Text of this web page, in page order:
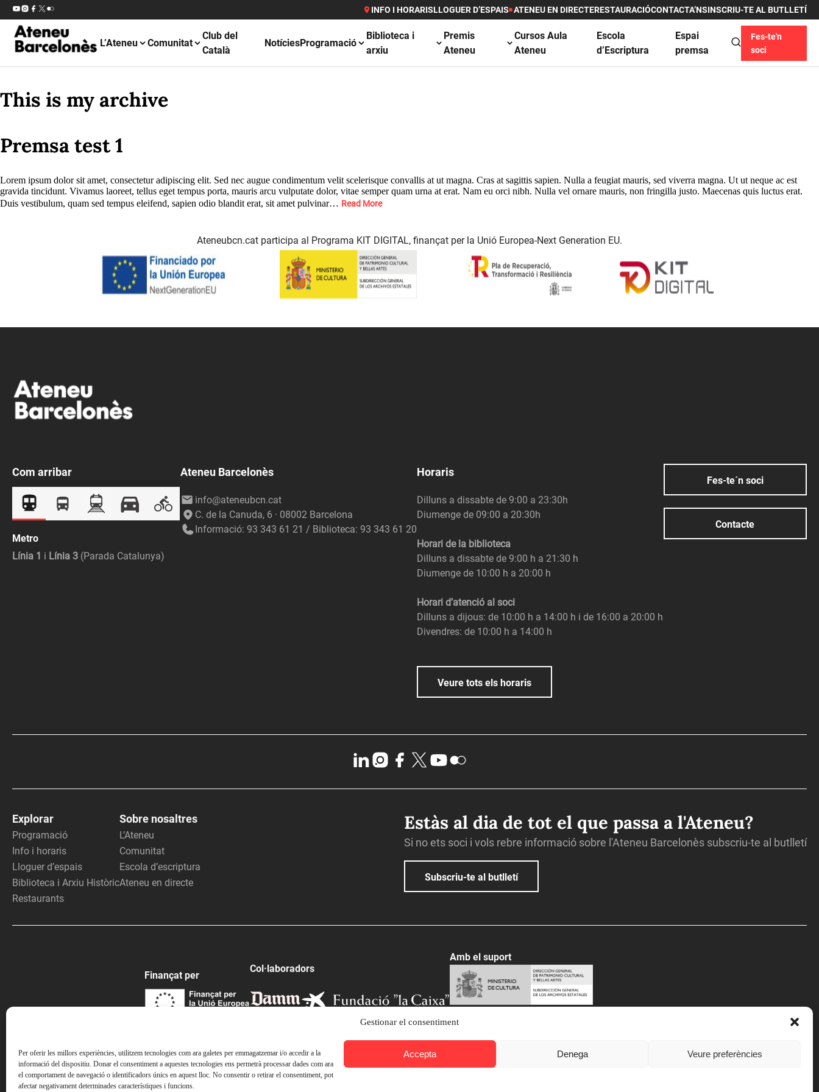
Gestionar el consentiment
Per oferir les millors experiències, utilitzem tecnologies com ara galetes per emmagatzemar i/o accedir a la
informació del dispositiu. Donar el consentiment a aquestes tecnologies ens permetrà processar dades com ara
el comportament de navegació o identificadors únics en aquest lloc. No consentir o retirar el consentiment, pot
afectar negativament determinades característiques i funcions.
Accepta Denega Veure preferències
INFO I HORARISLLOGUER D’ESPAIS ATENEU EN DIRECTERESTAURACIÓCONTACTA’NSINSCRIU-TE AL BUTLLETÍ
L’Ateneu Comunitat
Club del
Català
NotíciesProgramació
Biblioteca i
arxiu
Premis
Ateneu
Cursos Aula
Ateneu
Escola
d’Escriptura
Espai
premsa
Fes-te'n
soci
This is my archive
Premsa test 1
Lorem ipsum dolor sit amet, consectetur adipiscing elit. Sed nec augue condimentum velit scelerisque convallis at ut magna. Cras at sagittis sapien. Nulla a feugiat mauris, sed viverra magna. Ut ut neque ac est
gravida tincidunt. Vivamus laoreet, tellus eget tempus porta, mauris arcu vulputate dolor, vitae semper quam urna at erat. Nam eu orci nibh. Nulla vel ornare mauris, non fringilla justo. Maecenas quis luctus erat.
Duis vestibulum, quam sed tempus eleifend, sapien odio blandit erat, sit amet pulvinar… Read More
Ateneubcn.cat participa al Programa KIT DIGITAL, finançat per la Unió Europea-Next Generation EU.
Com arribar
Metro
Línia 1 i Línia 3 (Parada Catalunya)
Ateneu Barcelonès
info@ateneubcn.cat
C. de la Canuda, 6 · 08002 Barcelona
Informació: 93 343 61 21 / Biblioteca: 93 343 61 20
Horaris
Dilluns a dissabte de 9:00 a 23:30h
Diumenge de 09:00 a 20:30h
Horari de la biblioteca
Dilluns a dissabte de 9:00 h a 21:30 h
Diumenge de 10:00 h a 20:00 h
Horari d’atenció al soci
Dilluns a dijous: de 10:00 h a 14:00 h i de 16:00 a 20:00 h
Divendres: de 10:00 h a 14:00 h
Veure tots els horaris
Fes-te´n soci
Contacte
Explorar
Programació
Info i horaris
Lloguer d’espais
Biblioteca i Arxiu Històric
Restaurants
Sobre nosaltres
L’Ateneu
Comunitat
Escola d’escriptura
Ateneu en directe
Estàs al dia de tot el que passa a l'Ateneu?
Si no ets soci i vols rebre informació sobre l'Ateneu Barcelonès subscriu-te al butlletí
Subscriu-te al butlletí
Finançat per
Col·laboradors
Amb el suport